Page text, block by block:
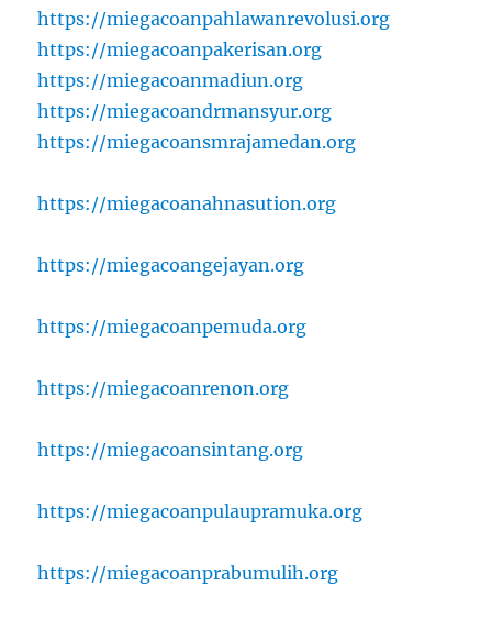
https://miegacoanpahlawanrevolusi.org
https://miegacoanpakerisan.org
https://miegacoanmadiun.org
https://miegacoandrmansyur.org
https://miegacoansmrajamedan.org
https://miegacoanahnasution.org
https://miegacoangejayan.org
https://miegacoanpemuda.org
https://miegacoanrenon.org
https://miegacoansintang.org
https://miegacoanpulaupramuka.org
https://miegacoanprabumulih.org